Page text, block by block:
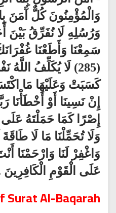
وَالْمُؤْمِنُونَ كُلٌّ آَمَنَ
وَرُسُلِهِ لَا نُفَرِّقُ بَيْنَ
سَمِعْنَا وَأَطَعْنَا
(285) لَا يُكَلِّفُ
كَسَبَتْ وَعَلَيْهَا مَا
إِنْ نَسِينَا أَوْ أَخْطَأْنَا
إِصْرًا كَمَا حَمَلْتَهُ عَلَى
وَلَا تُحَمِّلْنَا مَا لَا
وَاغْفِرْ لَنَا وَارْحَمْنَا
عَلَى الْقَوْمِ الْكَافِرِينَ
Surat Al-Baqarah